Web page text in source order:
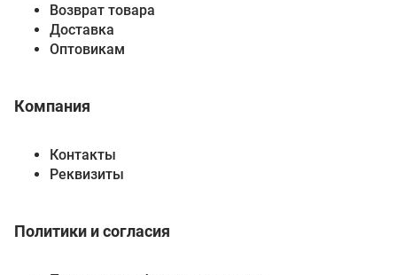
Возврат товара
Доставка
Оптовикам
Компания
Контакты
Реквизиты
Политики и согласия